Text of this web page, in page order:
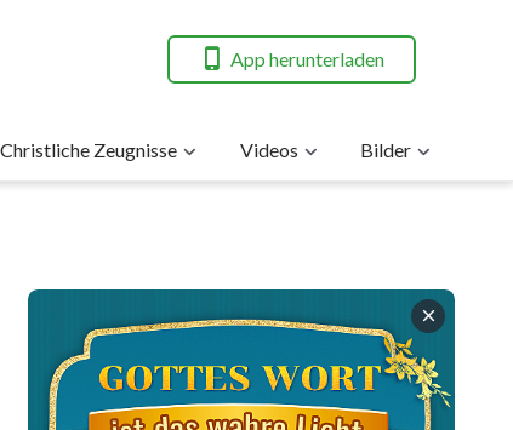
App herunterladen
Christliche Zeugnisse Videos Bilder